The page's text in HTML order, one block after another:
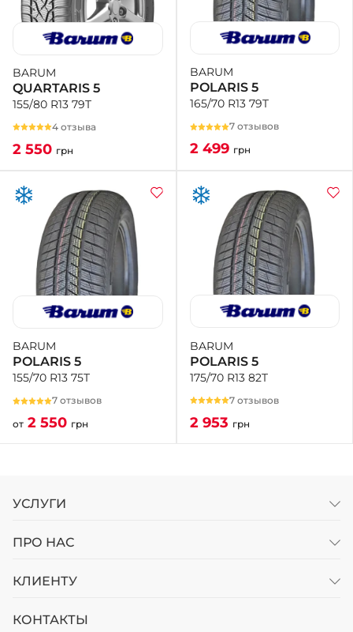
BARUM
QUARTARIS 5
155/80 R13 79T
4 отзыва
2 550 грн
BARUM
POLARIS 5
165/70 R13 79T
7 отзывов
2 499 грн
BARUM
POLARIS 5
155/70 R13 75T
7 отзывов
от 2 550 грн
BARUM
POLARIS 5
175/70 R13 82T
7 отзывов
2 953 грн
УСЛУГИ
ПРО НАС
КЛИЕНТУ
КОНТАКТЫ